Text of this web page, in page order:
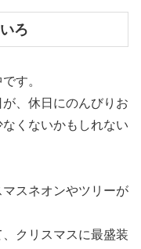
ろ
す。
、休日にのんびりお
くないかもしれない
スネオンやツリーが
クリスマスに最盛装